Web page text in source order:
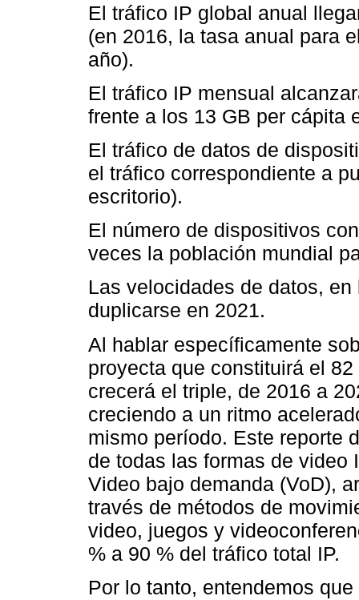
El tráfico IP global anual
(en 2016, la tasa anual para
año).
El tráfico IP mensual
frente a los 13 GB per cápita
El tráfico de datos de
el tráfico correspondiente a
escritorio).
El número de dispositivos
veces la población mundial
Las velocidades de datos,
duplicarse en 2021.
Al hablar específicamente
proyecta que constituirá el
crecerá el triple, de 2016 a
creciendo a un ritmo
mismo período. Este reporte
de todas las formas de video
Video bajo demanda (VoD),
través de métodos de
video, juegos y
% a 90 % del tráfico total IP.
Por lo tanto, entendemos